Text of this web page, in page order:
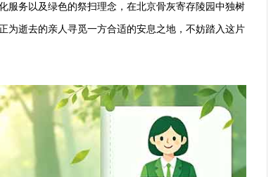
服务以及绿色的祭扫理念，在北京骨灰寄存陵园中独树
为逝去的亲人寻觅一方合适的安息之地，不妨踏入这片